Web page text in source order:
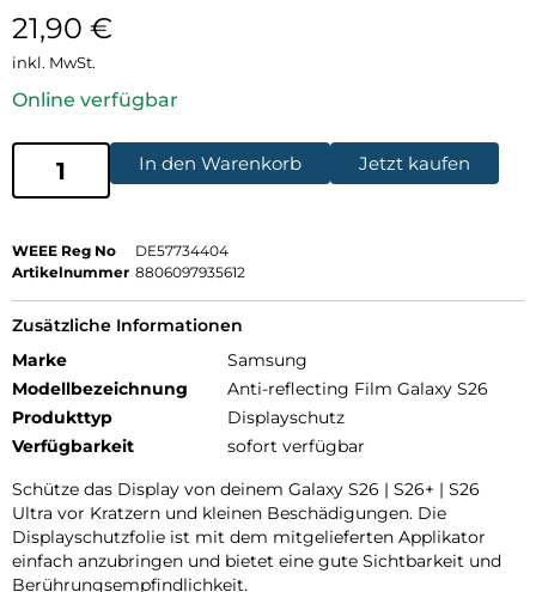
21,90 €
inkl. MwSt.
Online verfügbar
In den Warenkorb Jetzt kaufen
WEEE Reg No
DE57734404
Artikelnummer 8806097935612
Zusätzliche Informationen
Marke
Samsung
Modellbezeichnung
Anti-reflecting Film Galaxy S26
Produkttyp
Displayschutz
Verfügbarkeit
sofort verfügbar
Schütze das Display von deinem Galaxy S26 | S26+ | S26
Ultra vor Kratzern und kleinen Beschädigungen. Die
Displayschutzfolie ist mit dem mitgelieferten Applikator
einfach anzubringen und bietet eine gute Sichtbarkeit und
Berührungsempfindlichkeit.